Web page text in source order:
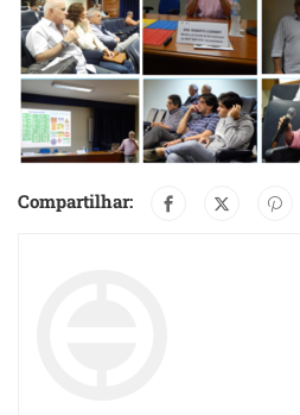
Compartilhar: